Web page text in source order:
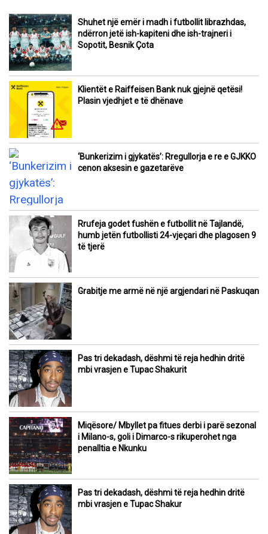
Shuhet një emër i madh i futbollit librazhdas,
ndërron jetë ish-kapiteni dhe ish-trajneri i
Sopotit, Besnik Çota
Klientët e Raiffeisen Bank nuk gjejnë qetësi!
Plasin vjedhjet e të dhënave
‘Bunkerizim i gjykatës’: Rregullorja e re e GJKKO
cenon aksesin e gazetarëve
Rrufeja godet fushën e futbollit në Tajlandë,
humb jetën futbollisti 24-vjeçari dhe plagosen 9
të tjerë
Grabitje me armë në një argjendari në Paskuqan
Pas tri dekadash, dëshmi të reja hedhin dritë
mbi vrasjen e Tupac Shakurit
Miqësore/ Mbyllet pa fitues derbi i parë sezonal
i Milano-s, goli i Dimarco-s rikuperohet nga
penalltia e Nkunku
Pas tri dekadash, dëshmi të reja hedhin dritë
mbi vrasjen e Tupac Shakur